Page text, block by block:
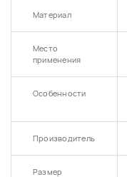
Материал
Место
применения
Особенности
Производитель
Размер